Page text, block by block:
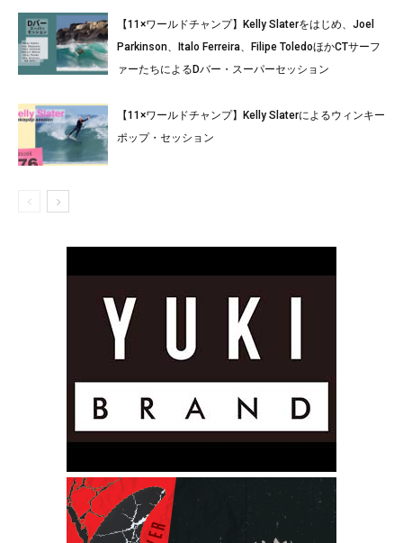
【11×ワールドチャンプ】Kelly Slaterをはじめ、Joel
Parkinson、Italo Ferreira、Filipe ToledoほかCTサーフ
ァーたちによるDバー・スーパーセッション
【11×ワールドチャンプ】Kelly Slaterによるウィンキー
ポップ・セッション